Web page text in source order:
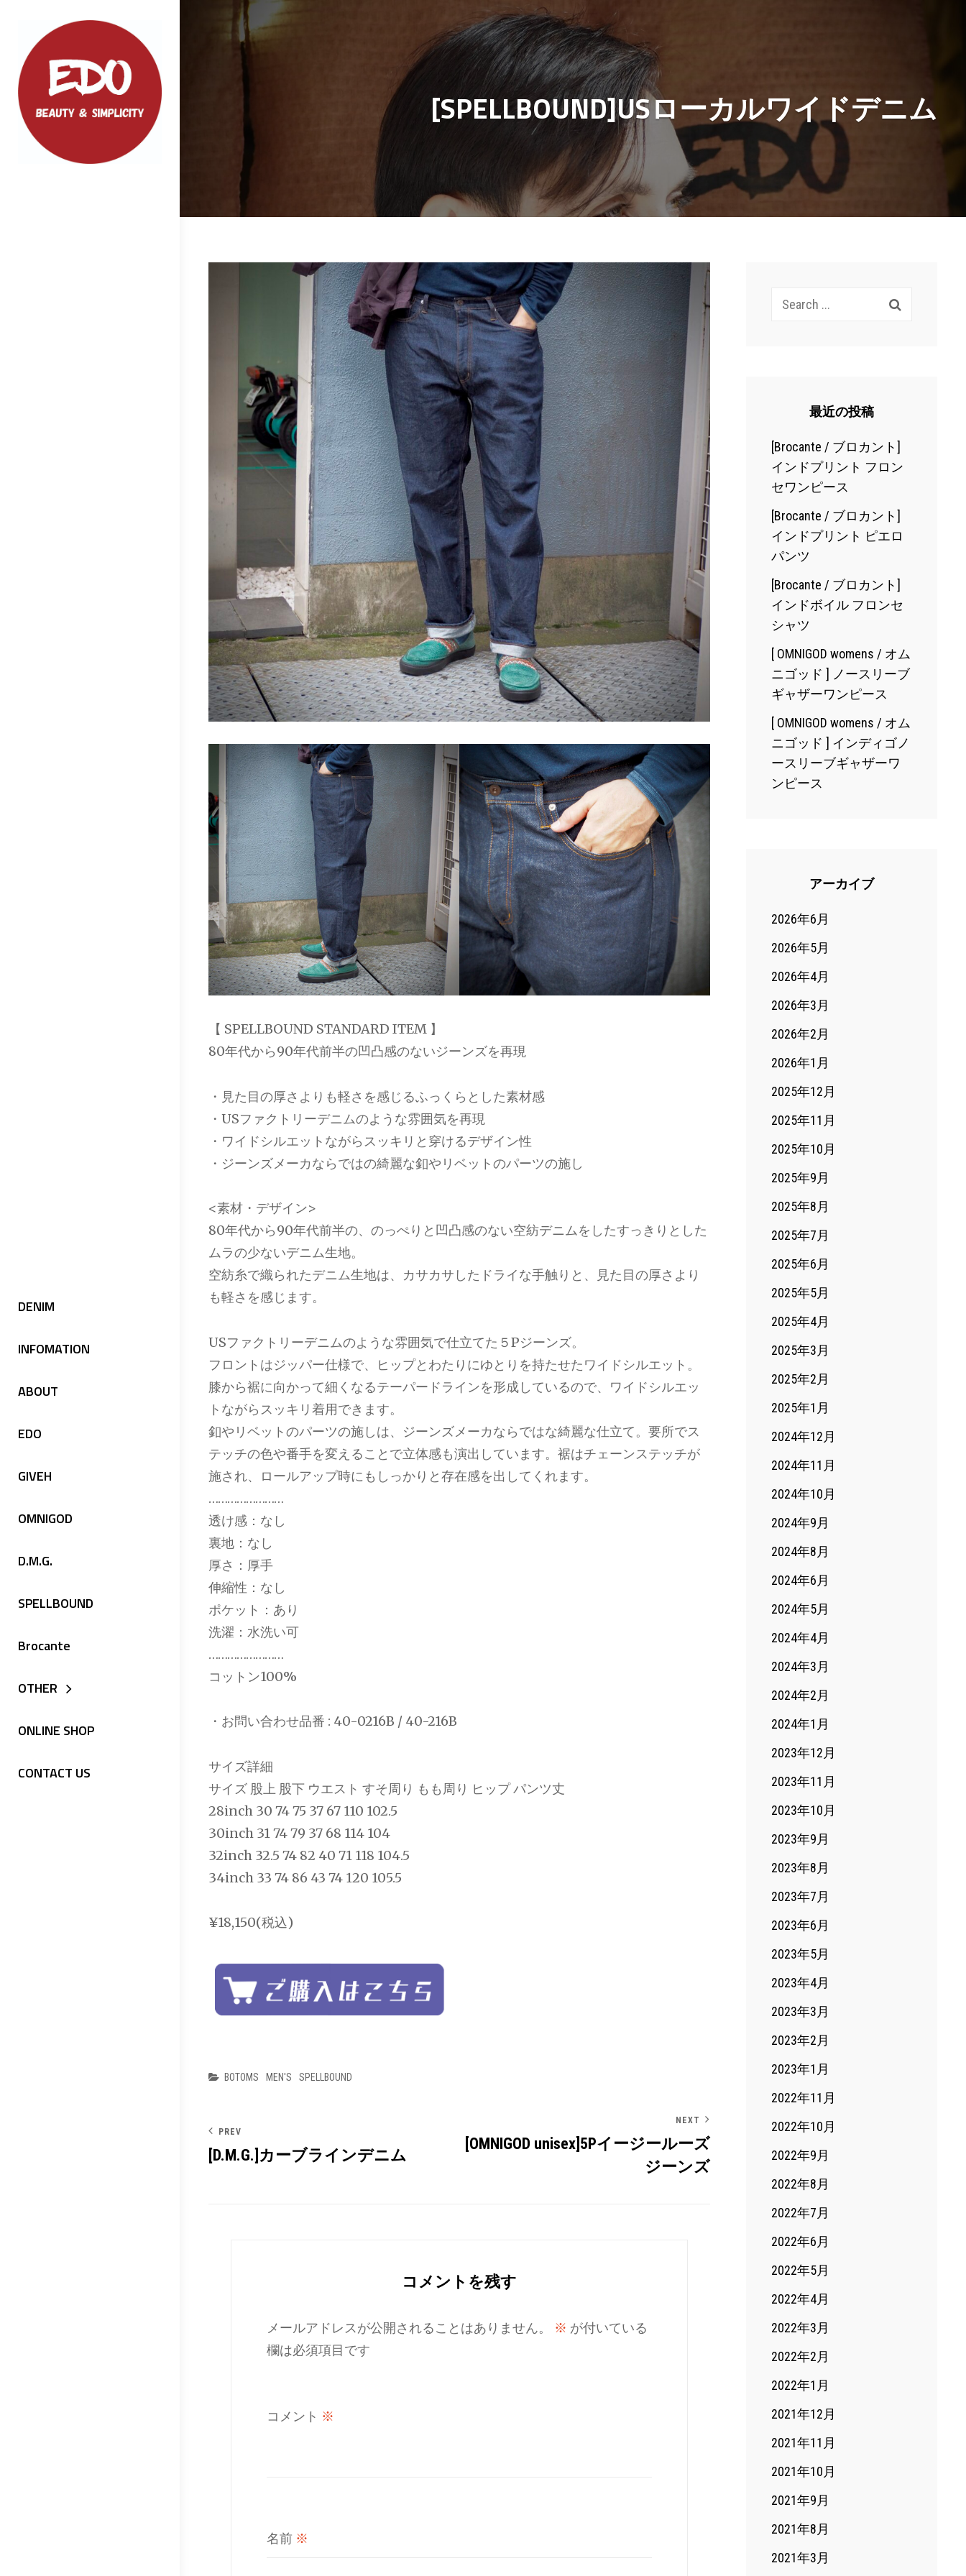
content
DENIM
INFOMATION
ABOUT
EDO
GIVEH
OMNIGOD
D.M.G.
SPELLBOUND
Brocante
OTHER
ONLINE SHOP
CONTACT US
[SPELLBOUND]USローカルワイドデニム
【 SPELLBOUND STANDARD ITEM 】
80年代から90年代前半の凹凸感のないジーンズを再現
・見た目の厚さよりも軽さを感じるふっくらとした素材感
・USファクトリーデニムのような雰囲気を再現
・ワイドシルエットながらスッキリと穿けるデザイン性
・ジーンズメーカならではの綺麗な釦やリベットのパーツの施し
<素材・デザイン>
80年代から90年代前半の、のっぺりと凹凸感のない空紡デニムをしたすっきりとした
ムラの少ないデニム生地。
空紡糸で織られたデニム生地は、カサカサしたドライな手触りと、見た目の厚さより
も軽さを感じます。
USファクトリーデニムのような雰囲気で仕立てた５Pジーンズ。
フロントはジッパー仕様で、ヒップとわたりにゆとりを持たせたワイドシルエット。
膝から裾に向かって細くなるテーパードラインを形成しているので、ワイドシルエッ
トながらスッキリ着用できます。
釦やリベットのパーツの施しは、ジーンズメーカならではな綺麗な仕立て。要所でス
テッチの色や番手を変えることで立体感も演出しています。裾はチェーンステッチが
施され、ロールアップ時にもしっかりと存在感を出してくれます。
……………………
透け感：なし
裏地：なし
厚さ：厚手
伸縮性：なし
ポケット：あり
洗濯：水洗い可
……………………
コットン100%
・お問い合わせ品番 : 40-0216B / 40-216B
サイズ詳細
サイズ 股上 股下 ウエスト すそ周り もも周り ヒップ パンツ丈
28inch 30 74 75 37 67 110 102.5
30inch 31 74 79 37 68 114 104
32inch 32.5 74 82 40 71 118 104.5
34inch 33 74 86 43 74 120 105.5
¥18,150(税込)
Categories
BOTOMS MEN'S SPELLBOUND
シ
ョ
PREV
[D.M.G.]カーブラインデニム
NEXT
[OMNIGOD unisex]5Pイージールーズ
ジーンズ
コメントを残す
メールアドレスが公開されることはありません。 ※ が付いている
欄は必須項目です
コメント ※
名前 ※
Search
最近の投稿
[Brocante / ブロカント]
インドプリント フロン
セワンピース
[Brocante / ブロカント]
インドプリント ピエロ
パンツ
[Brocante / ブロカント]
インドボイル フロンセ
シャツ
[ OMNIGOD womens / オム
ニゴッド ] ノースリーブ
ギャザーワンピース
[ OMNIGOD womens / オム
ニゴッド ] インディゴノ
ースリーブギャザーワ
ンピース
アーカイブ
2026年6月
2026年5月
2026年4月
2026年3月
2026年2月
2026年1月
2025年12月
2025年11月
2025年10月
2025年9月
2025年8月
2025年7月
2025年6月
2025年5月
2025年4月
2025年3月
2025年2月
2025年1月
2024年12月
2024年11月
2024年10月
2024年9月
2024年8月
2024年6月
2024年5月
2024年4月
2024年3月
2024年2月
2024年1月
2023年12月
2023年11月
2023年10月
2023年9月
2023年8月
2023年7月
2023年6月
2023年5月
2023年4月
2023年3月
2023年2月
2023年1月
2022年11月
2022年10月
2022年9月
2022年8月
2022年7月
2022年6月
2022年5月
2022年4月
2022年3月
2022年2月
2022年1月
2021年12月
2021年11月
2021年10月
2021年9月
2021年8月
2021年3月